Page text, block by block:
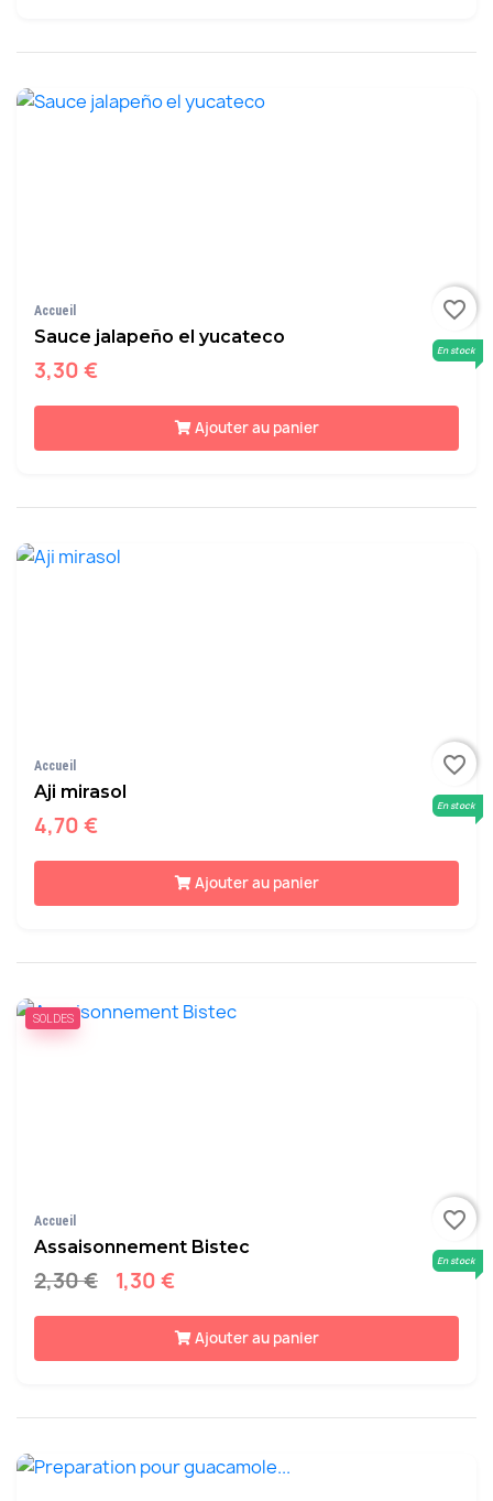
Accueil
Sauce jalapeño el yucateco
3,30 €
En stock
Ajouter au panier
favorite_border
Accueil
Aji mirasol
4,70 €
En stock
Ajouter au panier
favorite_border
SOLDES
Accueil
Assaisonnement Bistec
2,30 € 1,30 €
En stock
Ajouter au panier
favorite_border